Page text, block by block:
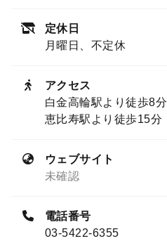
定休日
月曜日、不定休
アクセス
白金高輪駅より徒歩8分
恵比寿駅より徒歩15分
ウェブサイト
未確認
電話番号
03-5422-6355